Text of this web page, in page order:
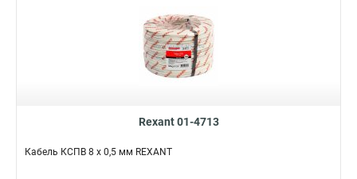
Rexant 01-4713
Кабель КСПВ 8 х 0,5 мм REXANT